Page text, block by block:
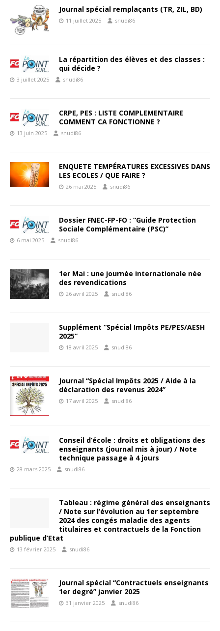
Journal spécial remplaçants (TR, ZIL, BD)
11 juillet 2025 snudi86
La répartition des élèves et des classes :
qui décide ?
3 juillet 2025 snudi86
CRPE, PES : LISTE COMPLEMENTAIRE
COMMENT CA FONCTIONNE ?
13 juin 2025 snudi86
ENQUETE TEMPÉRATURES EXCESSIVES DANS
LES ECOLES / QUE FAIRE ?
26 mai 2025 snudi86
Dossier FNEC-FP-FO : “Guide Protection
Sociale Complémentaire (PSC)”
6 mai 2025 snudi86
1er Mai : une journée internationale née
des revendications
26 avril 2025 snudi86
Supplément “Spécial Impôts PE/PES/AESH
2025”
18 avril 2025 snudi86
Journal “Spécial Impôts 2025 / Aide à la
déclaration des revenus 2024”
17 avril 2025 snudi86
Conseil d’école : droits et obligations des
enseignants (journal mis à jour) / Note
technique passage à 4 jours
28 mars 2025 snudi86
Tableau : régime général des enseignants
/ Note sur l’évolution au 1er septembre
2024 des congés maladie des agents
titulaires et contractuels de la Fonction
publique d’Etat
13 février 2025 snudi86
Journal spécial “Contractuels enseignants
1er degré” janvier 2025
31 janvier 2025 snudi86